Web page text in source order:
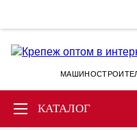
КАТАЛОГ